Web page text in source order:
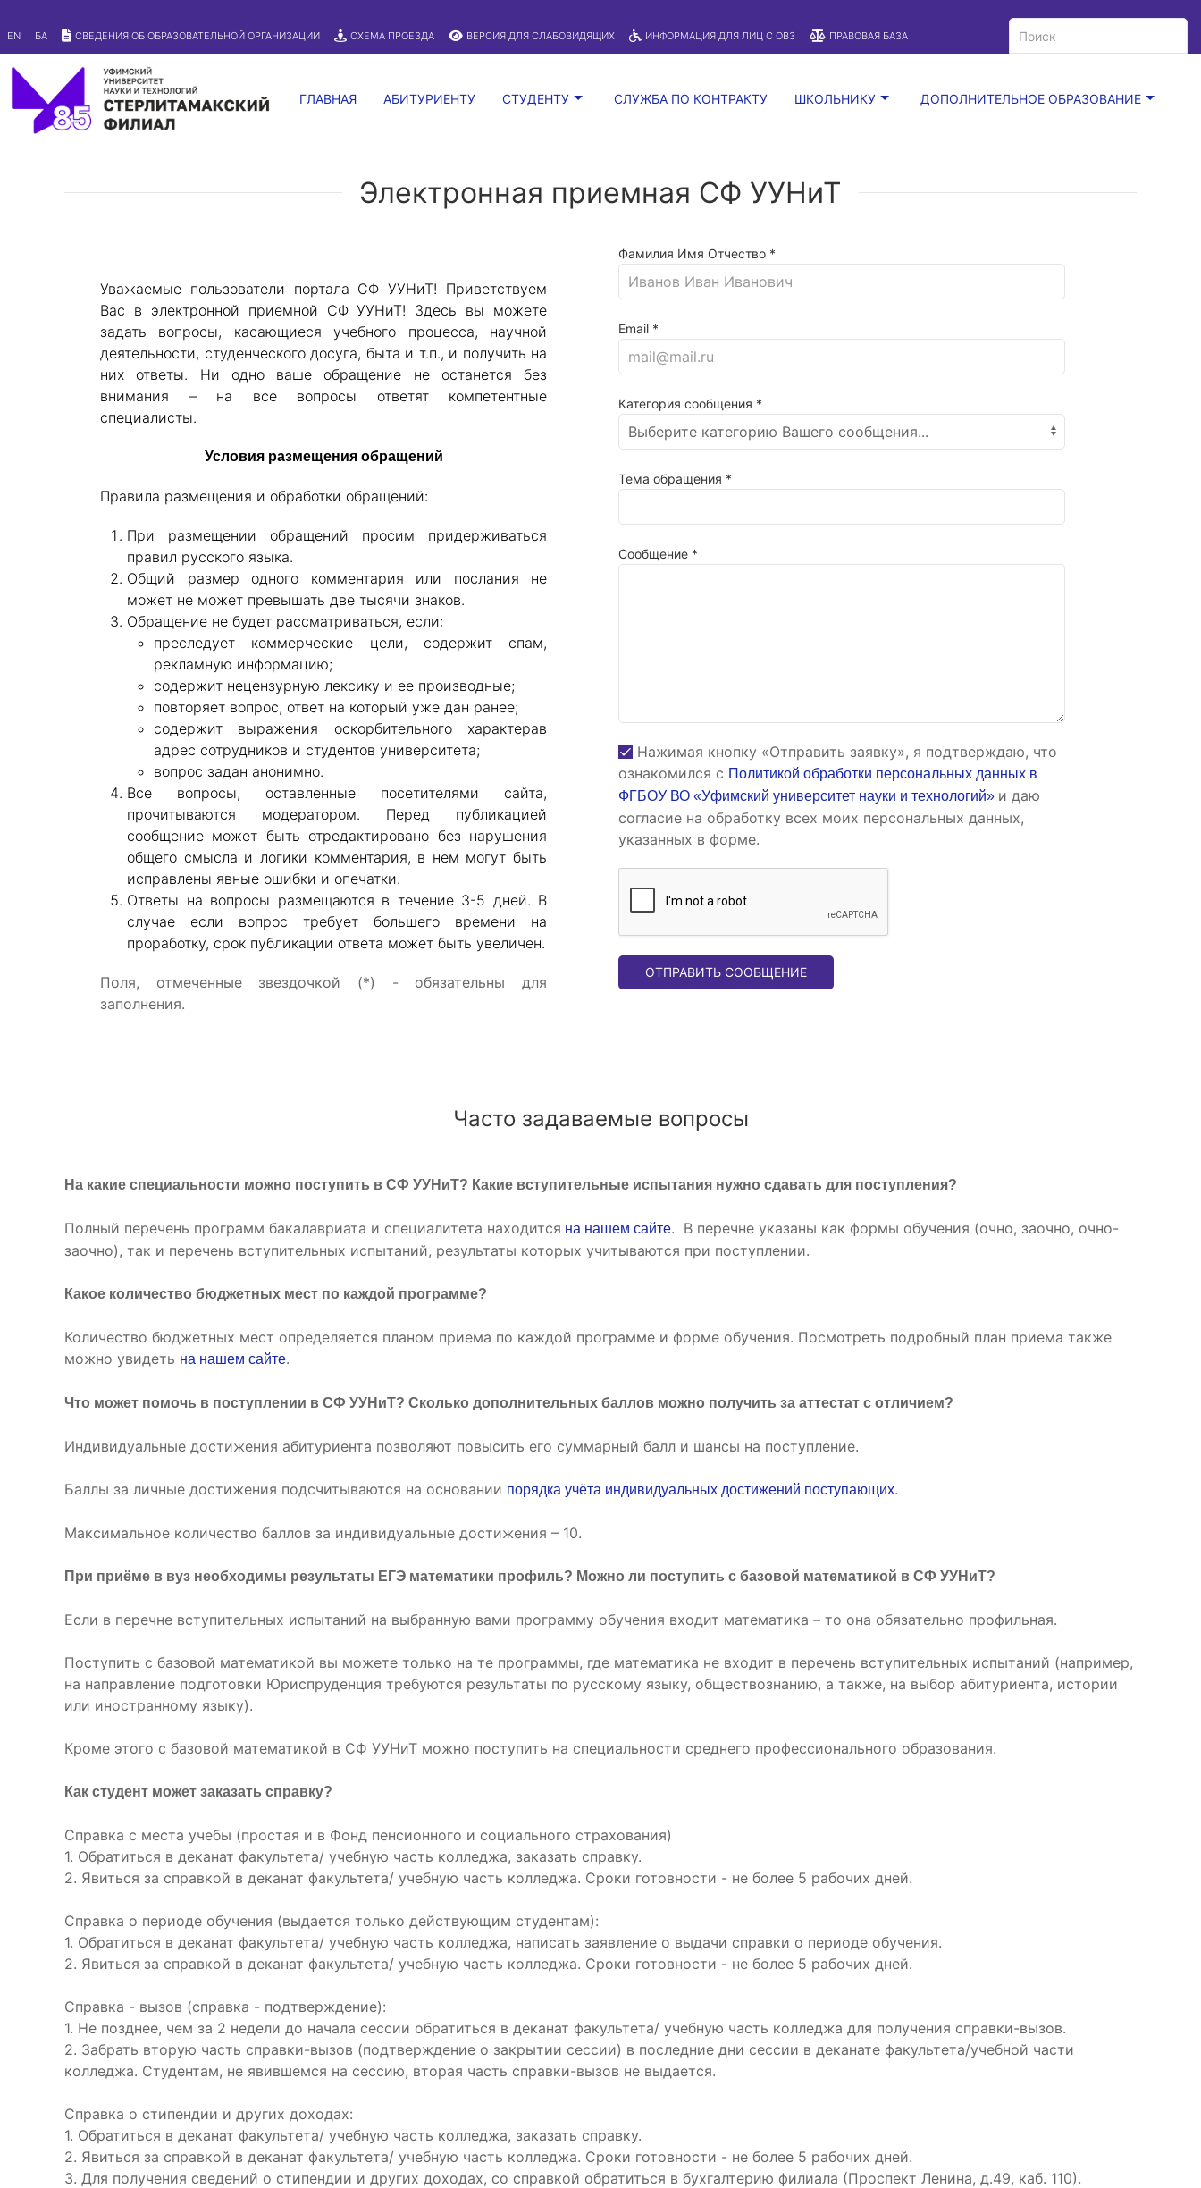
EN БА СВЕДЕНИЯ ОБ ОБРАЗОВАТЕЛЬНОЙ ОРГАНИЗАЦИИ СХЕМА ПРОЕЗДА ВЕРСИЯ ДЛЯ СЛАБОВИДЯЩИХ ИНФОРМАЦИЯ ДЛЯ ЛИЦ С ОВЗ ПРАВОВАЯ БАЗА
ГЛАВНАЯ АБИТУРИЕНТУ СТУДЕНТУ СЛУЖБА ПО КОНТРАКТУ ШКОЛЬНИКУ ДОПОЛНИТЕЛЬНОЕ ОБРАЗОВАНИЕ
Электронная приемная СФ УУНиТ
Уважаемые пользователи портала СФ УУНиТ! Приветствуем
Вас в электронной приемной СФ УУНиТ! Здесь вы можете
задать вопросы, касающиеся учебного процесса, научной
деятельности, студенческого досуга, быта и т.п., и получить на
них ответы. Ни одно ваше обращение не останется без
внимания – на все вопросы ответят компетентные
специалисты.
Условия размещения обращений
Правила размещения и обработки обращений:
При размещении обращений просим придерживаться
правил русского языка.
Общий размер одного комментария или послания не
может не может превышать две тысячи знаков.
Обращение не будет рассматриваться, если:
преследует коммерческие цели, содержит спам,
рекламную информацию;
содержит нецензурную лексику и ее производные;
повторяет вопрос, ответ на который уже дан ранее;
содержит выражения оскорбительного характерав
адрес сотрудников и студентов университета;
вопрос задан анонимно.
Все вопросы, оставленные посетителями сайта,
прочитываются модератором. Перед публикацией
сообщение может быть отредактировано без нарушения
общего смысла и логики комментария, в нем могут быть
исправлены явные ошибки и опечатки.
Ответы на вопросы размещаются в течение 3-5 дней. В
случае если вопрос требует большего времени на
проработку, срок публикации ответа может быть увеличен.
Поля, отмеченные звездочкой (*) - обязательны для
заполнения.
Фамилия Имя Отчество *
Email *
Категория сообщения *
Тема обращения *
Сообщение *
Нажимая кнопку «Отправить заявку», я подтверждаю, что
ознакомился с Политикой обработки персональных данных в
ФГБОУ ВО «Уфимский университет науки и технологий» и даю
согласие на обработку всех моих персональных данных,
указанных в форме.
ОТПРАВИТЬ СООБЩЕНИЕ
Часто задаваемые вопросы
На какие специальности можно поступить в СФ УУНиТ? Какие вступительные испытания нужно сдавать для поступления?
Полный перечень программ бакалавриата и специалитета находится на нашем сайте. В перечне указаны как формы обучения (очно, заочно, очно-
заочно), так и перечень вступительных испытаний, результаты которых учитываются при поступлении.
Какое количество бюджетных мест по каждой программе?
Количество бюджетных мест определяется планом приема по каждой программе и форме обучения. Посмотреть подробный план приема также
можно увидеть на нашем сайте.
Что может помочь в поступлении в СФ УУНиТ? Сколько дополнительных баллов можно получить за аттестат с отличием?
Индивидуальные достижения абитуриента позволяют повысить его суммарный балл и шансы на поступление.
Баллы за личные достижения подсчитываются на основании порядка учёта индивидуальных достижений поступающих.
Максимальное количество баллов за индивидуальные достижения – 10.
При приёме в вуз необходимы результаты ЕГЭ математики профиль? Можно ли поступить с базовой математикой в СФ УУНиТ?
Если в перечне вступительных испытаний на выбранную вами программу обучения входит математика – то она обязательно профильная.
Поступить с базовой математикой вы можете только на те программы, где математика не входит в перечень вступительных испытаний (например,
на направление подготовки Юриспруденция требуются результаты по русскому языку, обществознанию, а также, на выбор абитуриента, истории
или иностранному языку).
Кроме этого с базовой математикой в СФ УУНиТ можно поступить на специальности среднего профессионального образования.
Как студент может заказать справку?
Справка с места учебы (простая и в Фонд пенсионного и социального страхования)
1. Обратиться в деканат факультета/ учебную часть колледжа, заказать справку.
2. Явиться за справкой в деканат факультета/ учебную часть колледжа. Сроки готовности - не более 5 рабочих дней.
Справка о периоде обучения (выдается только действующим студентам):
1. Обратиться в деканат факультета/ учебную часть колледжа, написать заявление о выдачи справки о периоде обучения.
2. Явиться за справкой в деканат факультета/ учебную часть колледжа. Сроки готовности - не более 5 рабочих дней.
Справка - вызов (справка - подтверждение):
1. Не позднее, чем за 2 недели до начала сессии обратиться в деканат факультета/ учебную часть колледжа для получения справки-вызов.
2. Забрать вторую часть справки-вызов (подтверждение о закрытии сессии) в последние дни сессии в деканате факультета/учебной части
колледжа. Студентам, не явившемся на сессию, вторая часть справки-вызов не выдается.
Справка о стипендии и других доходах:
1. Обратиться в деканат факультета/ учебную часть колледжа, заказать справку.
2. Явиться за справкой в деканат факультета/ учебную часть колледжа. Сроки готовности - не более 5 рабочих дней.
3. Для получения сведений о стипендии и других доходах, со справкой обратиться в бухгалтерию филиала (Проспект Ленина, д.49, каб. 110).